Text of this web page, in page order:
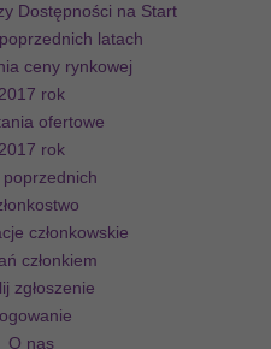
Dostępności na Start
latach
ceny rynkowej
2017 rok
ofertowe
2017 rok
poprzednich
członkowskie
członkiem
zgłoszenie
O nas